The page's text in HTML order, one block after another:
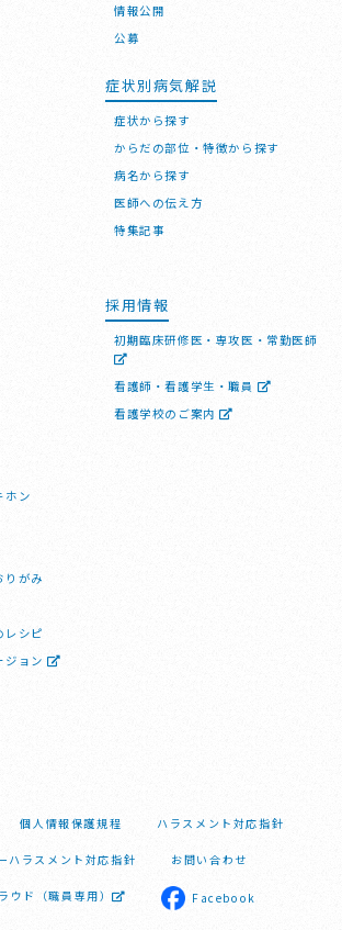
情報公開
公募
症状別病気解説
症状から探す
からだの部位・特徴から探す
病名から探す
医師への伝え方
特集記事
採用情報
初期臨床研修医・専攻医・常勤医師
看護師・看護学生・職員
看護学校のご案内
ホン
りがみ
レシピ
ジョン
個人情報保護規程 ハラスメント対応指針
ハラスメント対応指針 お問い合わせ
ウド（職員専用） Facebook